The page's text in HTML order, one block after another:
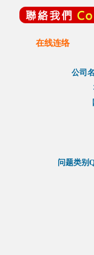
在线连络
公司
问题类别